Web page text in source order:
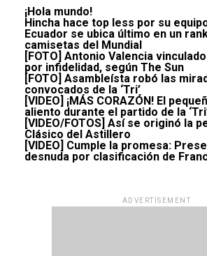
¡Hola mundo!
Hincha hace top less por su
Ecuador se ubica último en un
camisetas del Mundial
[FOTO] Antonio Valencia
por infidelidad, según The Sun
[FOTO] Asambleísta robó las
convocados de la ‘Tri’
[VIDEO] ¡MÁS CORAZÓN! El
aliento durante el partido de la
[VIDEO/FOTOS] Así se originó la
Clásico del Astillero
[VIDEO] Cumple la promesa:
desnuda por clasificación de
ADVERTISEMENT